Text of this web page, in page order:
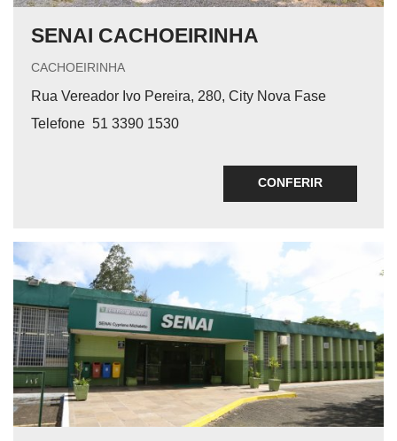
SENAI CACHOEIRINHA
CACHOEIRINHA
Rua Vereador Ivo Pereira, 280, City Nova Fase
Telefone 51 3390 1530
CONFERIR